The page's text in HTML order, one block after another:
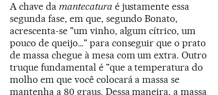
A chave da mantecatura é justamente essa
segunda fase, em que, segundo Bonato,
acrescenta-se "um vinho, algum cítrico, um
pouco de queijo…" para conseguir que o prato
de massa chegue à mesa com um extra. Outro
truque fundamental é "que a temperatura do
molho em que você colocará a massa se
mantenha a 80 graus. Dessa maneira, a massa